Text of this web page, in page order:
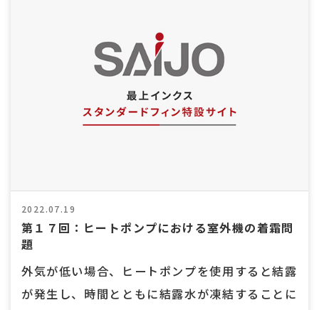
2022.07.19
第１７回：ヒートポンプにおける室外機の着霜問
題
外気が低い場合、ヒートポンプを使用すると結露
が発生し、時間とともに結露水が凍結することに